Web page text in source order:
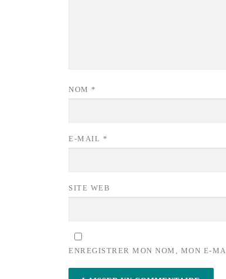
NOM *
E-MAIL *
SITE WEB
ENREGISTRER MON NOM, MON E-